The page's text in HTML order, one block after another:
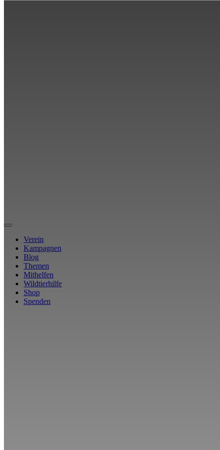
Verein
Kampagnen
Blog
Themen
Mithelfen
Wildtierhilfe
Shop
Spenden